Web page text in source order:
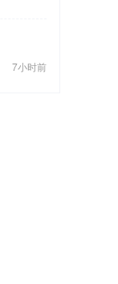
7小时前